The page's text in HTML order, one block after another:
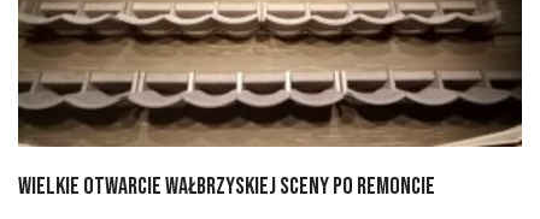
Wielkie otwarcie wałbrzyskiej sceny po remoncie